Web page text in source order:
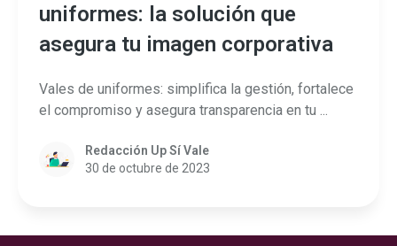
uniformes: la solución que
asegura tu imagen corporativa
Vales de uniformes: simplifica la gestión, fortalece
el compromiso y asegura transparencia en tu ...
Redacción Up Sí Vale
30 de octubre de 2023